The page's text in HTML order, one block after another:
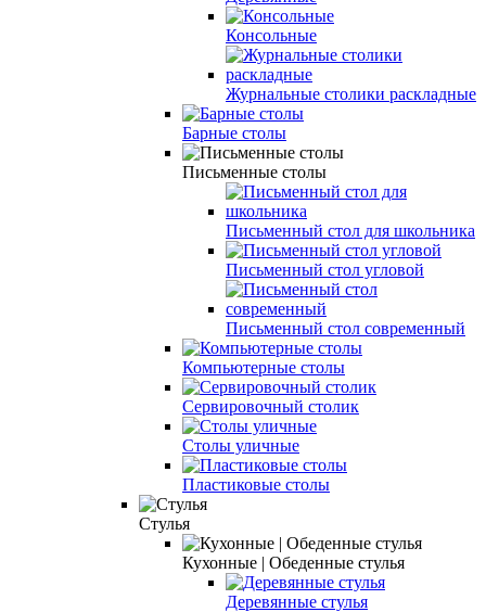
Консольные
Журнальные столики раскладные
Барные столы
Письменные столы
Письменный стол для школьника
Письменный стол угловой
Письменный стол современный
Компьютерные столы
Сервировочный столик
Столы уличные
Пластиковые столы
Стулья
Кухонные | Обеденные стулья
Деревянные cтулья